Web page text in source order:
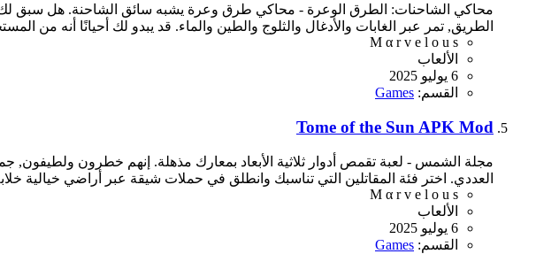
محاكي الشاحنات: الطرق الوعرة - محاكي طرق وعرة يشبه سائق الشاحنة. هل سبق
الطريق, تمر عبر الغابات والأدغال والثلوج والطين والماء. قد يبدو لك أحيانًا أنه من
M α r v e l o u s
الألعاب
6 يوليو 2025
القسم: Games
Tome of the Sun APK Mod
مجلة الشمس - لعبة تقمص أدوار ثلاثية الأبعاد بمعارك مذهلة. إنهم خطرون ولطيفون,
العددي. اختر فئة المقاتلين التي تناسبك وانطلق في حملات شيقة عبر أراضي خيالية
M α r v e l o u s
الألعاب
6 يوليو 2025
القسم: Games